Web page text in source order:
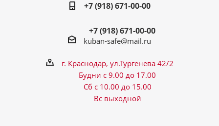
+7 (918) 671-00-00
+7 (918) 671-00-00
kuban-safe@mail.ru
г. Краснодар, ул.Тургенева 42/2
Будни с 9.00 до 17.00
Сб с 10.00 до 15.00
Вс выходной